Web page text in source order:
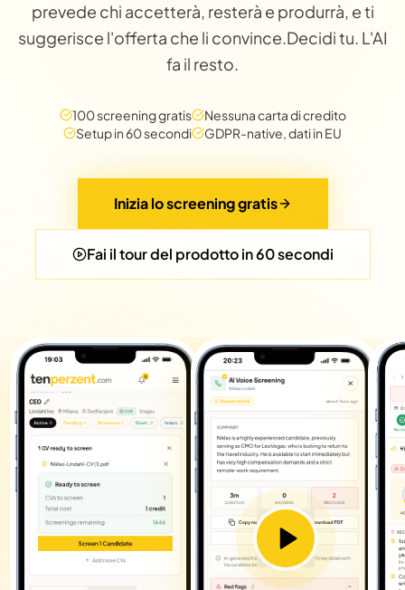
prevede chi accetterà, resterà e produrrà, e ti
suggerisce l'offerta che li convince.Decidi tu. L'AI
fa il resto.
100 screening gratis
Nessuna carta di credito
Setup in 60 secondi
GDPR-native, dati in EU
Inizia lo screening gratis
Fai il tour del prodotto in 60 secondi